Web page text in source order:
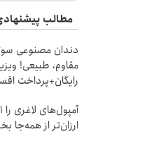
مطالب
دندان مصنوعی
مقاوم، طبیعی!
رایگان+پرداخت
ارزان‌تر از همه‌جا